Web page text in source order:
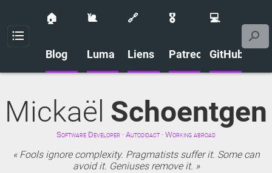
Menu
🏠
Blog
🐌
Luma
🔗
Liens
🎖️
Patreon
💻
GitHub
Mickaël Schoentgen
Software Developer · Autodidact · Working abroad
Fools ignore complexity. Pragmatists suffer it. Some can
avoid it. Geniuses remove it.